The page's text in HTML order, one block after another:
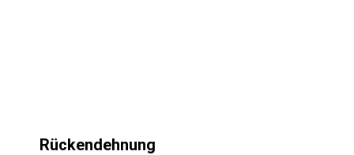
Rückendehnung